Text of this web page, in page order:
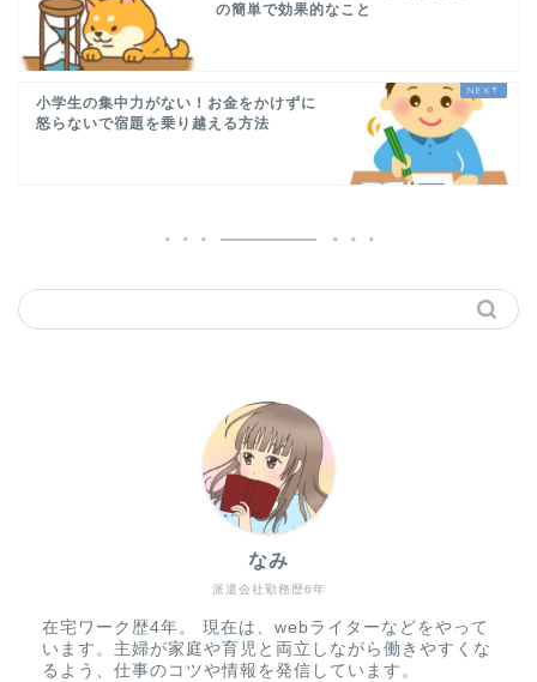
の簡単で効果的なこと
小学生の集中力がない！お金をかけずに
怒らないで宿題を乗り越える方法
派遣会社勤務歴6年
なみ
在宅ワーク歴4年。 現在は、webライターなどをやって
います。主婦が家庭や育児と両立しながら働きやすくな
るよう、仕事のコツや情報を発信しています。